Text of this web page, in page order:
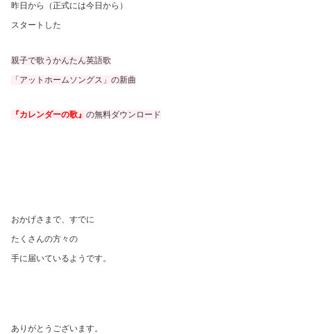
昨日から（正式には今日から）
スタートした
親子で歌うかんたん英語歌
「アットホームソングス」の新曲
『カレンダーの歌』 の無料ダウンロード
おかげさまで、すでに
たくさんの方々の
手に届いているようです。
ありがとうございます。